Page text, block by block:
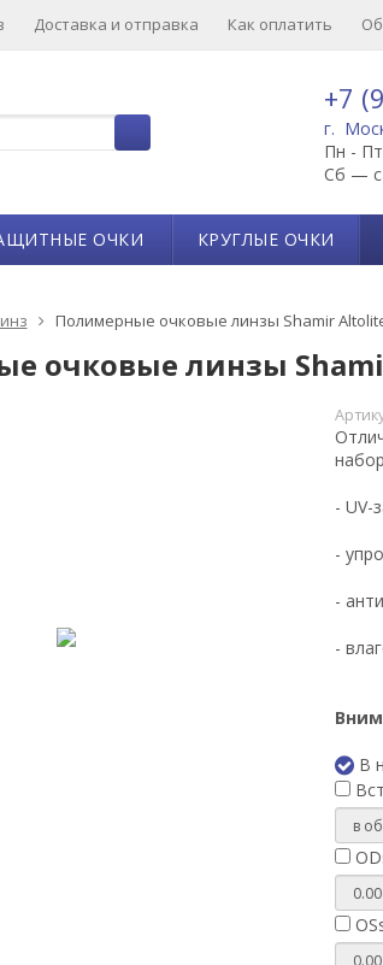
Доставка и отправка Как оплатить
+7
г.
Пн -
Сб — с
ОЧКИ КРУГЛЫЕ ОЧКИ
Полимерные очковые линзы Shamir Altolite
очковые линзы
- UV-
-
-
-
В